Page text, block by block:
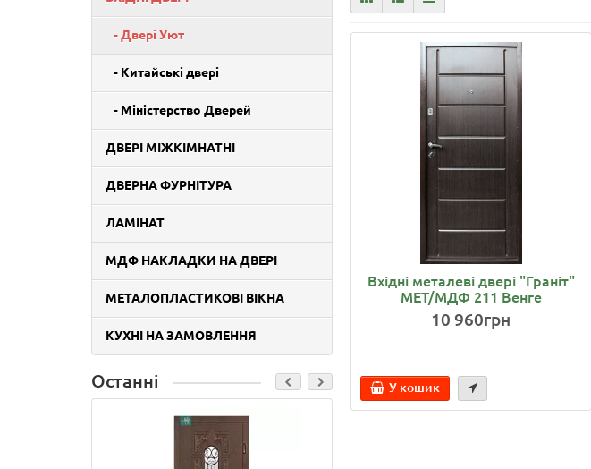
- Двері Уют
- Китайські двері
- Міністерство Дверей
ДВЕРІ МІЖКІМНАТНІ
ДВЕРНА ФУРНІТУРА
ЛАМІНАТ
МДФ НАКЛАДКИ НА ДВЕРІ
МЕТАЛОПЛАСТИКОВІ ВІКНА
КУХНІ НА ЗАМОВЛЕННЯ
Останні
Вхідні металеві двері "Граніт"
МЕТ/МДФ 211 Венге
10 960грн
У кошик